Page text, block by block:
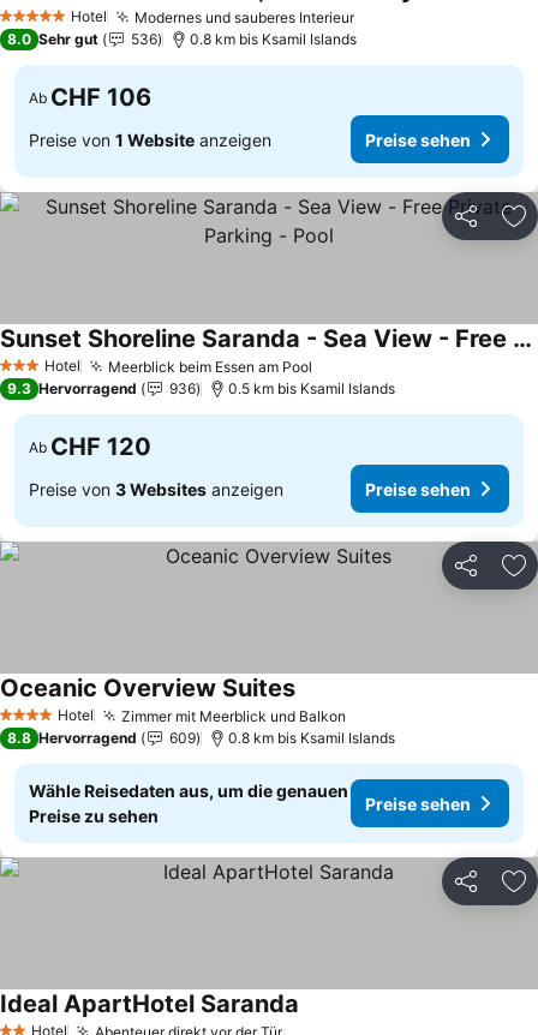
5 Sterne Hotel Modernes und sauberes Interieur
8.0 Sehr gut 536 0.8 km bis Ksamil Islands
Ab CHF 106
Preise von 1 Website anzeigen Preise sehen
Teilen
3 SterneHotel Meerblick beim Essen am Pool
Sunset Shoreline Saranda - Sea View - Free Private Parking - Pool
9.3 Hervorragend 936 0.5 km bis Ksamil Islands
Ab CHF 120
Preise von 3 Websites anzeigen Preise sehen
Teilen
4 Sterne Hotel Zimmer mit Meerblick und Balkon
Oceanic Overview Suites
8.8 Hervorragend 609 0.8 km bis Ksamil Islands
Wähle Reisedaten aus, um die genauen
Preise zu sehen
Preise sehen
Teilen
Hotel Abenteuer direkt vor der Tür
Ideal ApartHotel Saranda